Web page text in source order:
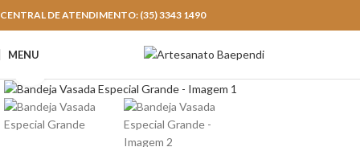
CENTRAL DE ATENDIMENTO: (35) 3343 1490
MENU